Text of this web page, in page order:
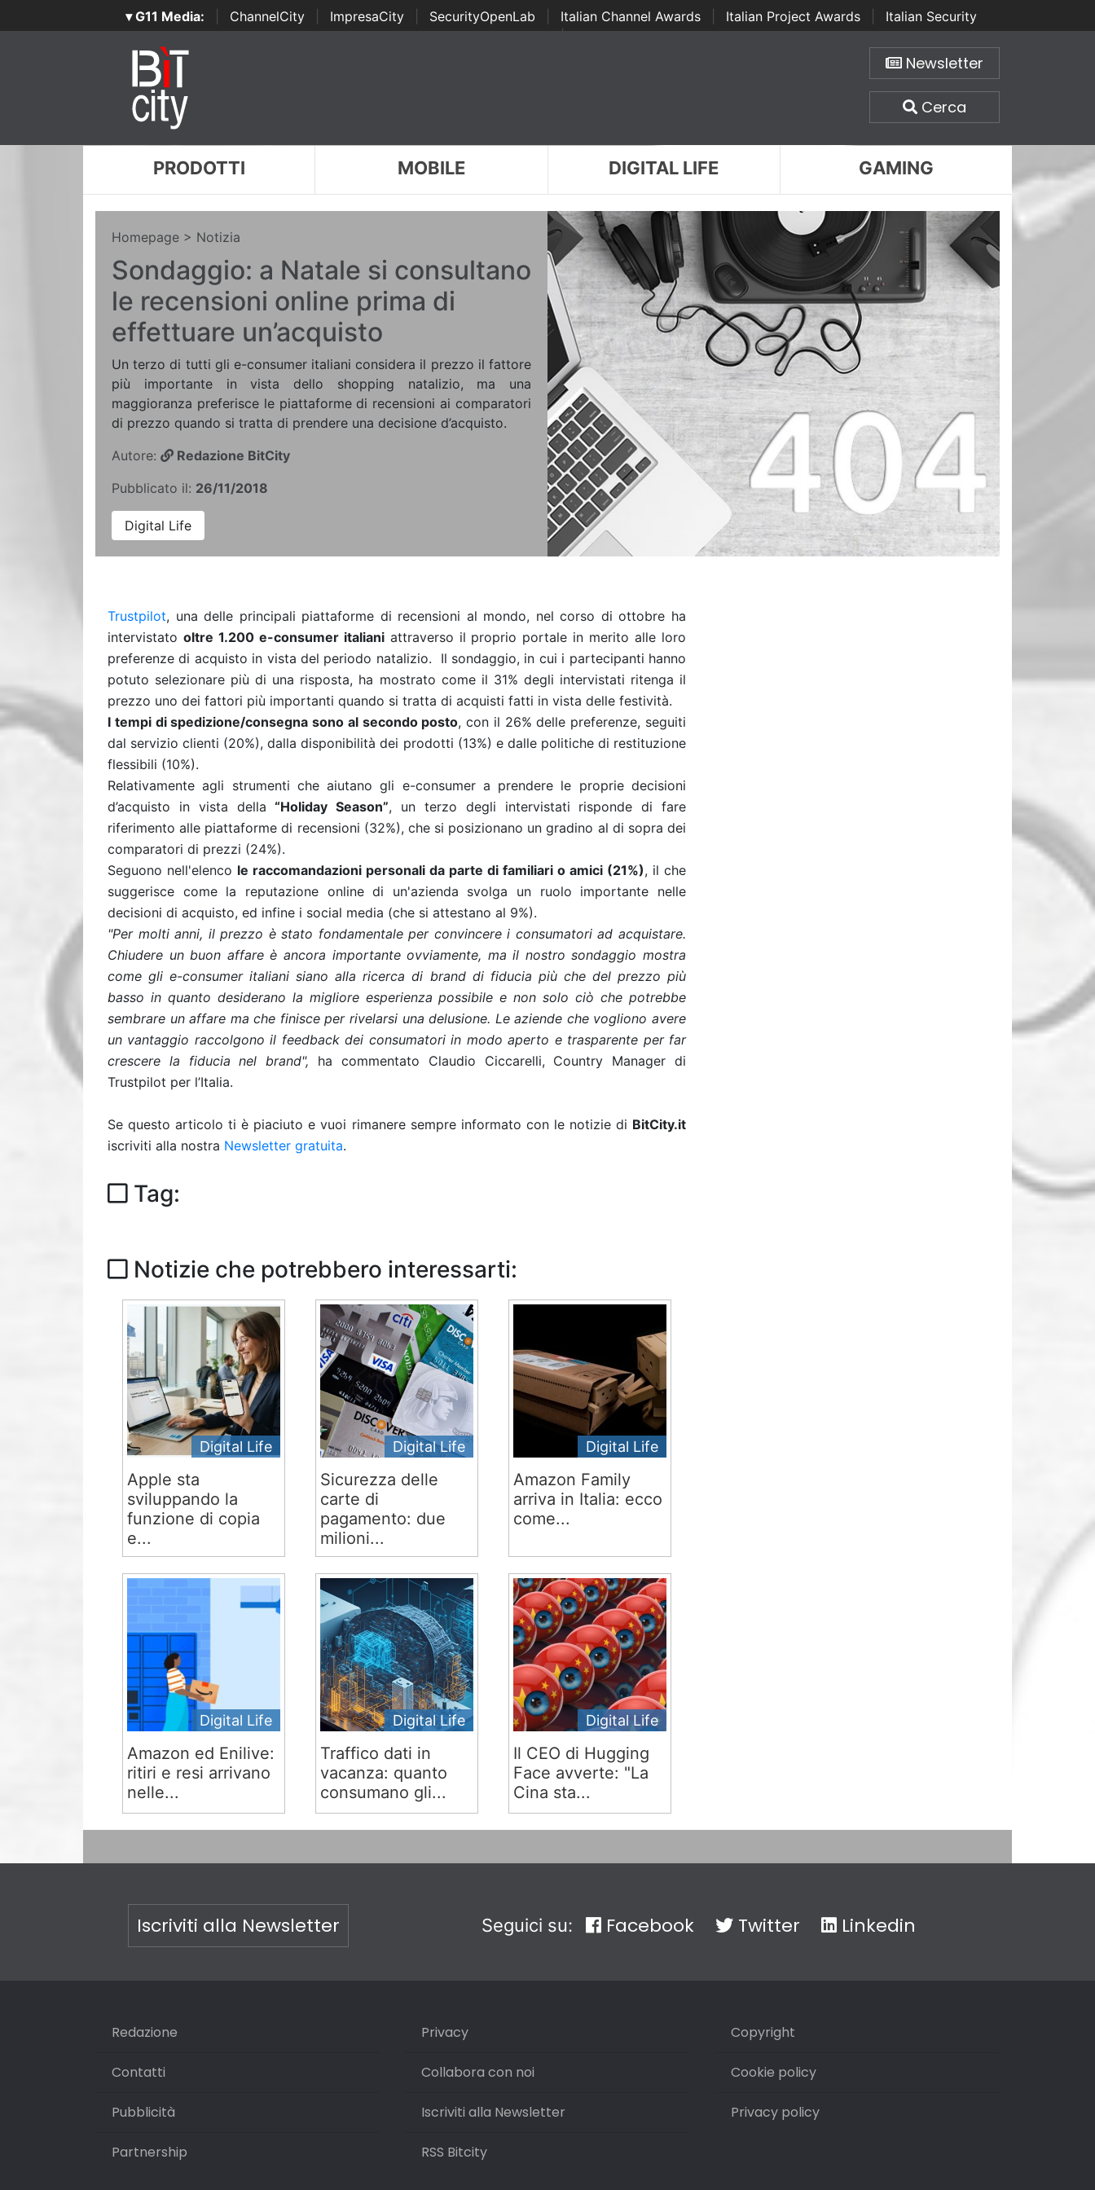
▾ G11 Media: ChannelCity ImpresaCity SecurityOpenLab Italian Channel Awards Italian Project Awards
Italian Security
Awards | ...
Newsletter
Cerca
PRODOTTI MOBILE DIGITAL LIFE GAMING
Homepage > Notizia
Sondaggio: a Natale si consultano
le recensioni online prima di
effettuare un’acquisto
Un terzo di tutti gli e-consumer italiani considera il prezzo il fattore
più importante in vista dello shopping natalizio, ma una
maggioranza preferisce le piattaforme di recensioni ai comparatori
di prezzo quando si tratta di prendere una decisione d’acquisto.
Autore:
Redazione BitCity
Pubblicato il: 26/11/2018
Digital Life
Trustpilot, una delle principali piattaforme di recensioni al mondo, nel corso di ottobre ha
intervistato oltre 1.200 e-consumer italianiattraverso il proprio portale in merito alle loro
preferenze di acquisto in vista del periodo natalizio. Il sondaggio, in cui i partecipanti hanno
potuto selezionare più di una risposta, ha mostrato come il 31% degli intervistati ritenga il
prezzo uno dei fattori più importanti quando si tratta di acquisti fatti in vista delle festività.
I tempi di spedizione/consegna sono al secondo posto, con il 26% delle preferenze, seguiti
dal servizio clienti (20%), dalla disponibilità dei prodotti (13%) e dalle politiche di restituzione
flessibili (10%).
Relativamente agli strumenti che aiutano gli e-consumer a prendere le proprie decisioni
d’acquisto in vista della“Holiday Season”, un terzo degli intervistati risponde di fare
riferimento alle piattaforme di recensioni (32%), che si posizionano un gradino al di sopra dei
comparatori di prezzi (24%).
Seguono nell'elenco le raccomandazioni personali da parte di familiari o amici (21%), il che
suggerisce come la reputazione online di un'azienda svolga un ruolo importante nelle
decisioni di acquisto, ed infine i social media (che si attestano al 9%).
"Per molti anni, il prezzo è stato fondamentale per convincere i consumatori ad acquistare.
Chiudere un buon affare è ancora importante ovviamente, ma il nostro sondaggio mostra
come gli e-consumer italiani siano alla ricerca di brand di fiducia più che del prezzo più
basso in quanto desiderano la migliore esperienza possibile e non solo ciò che potrebbe
sembrare un affare ma che finisce per rivelarsi una delusione. Le aziende che vogliono avere
un vantaggio raccolgono il feedback dei consumatori in modo aperto e trasparente per far
crescere la fiducia nel brand", ha commentato Claudio Ciccarelli, Country Manager di
Trustpilot per l’Italia.
Se questo articolo ti è piaciuto e vuoi rimanere sempre informato con le notizie di BitCity.it
iscriviti alla nostra Newsletter gratuita.
Tag:
Notizie che potrebbero interessarti:
Digital Life
Apple sta
sviluppando la
funzione di copia
e...
Digital Life
Sicurezza delle
carte di
pagamento: due
milioni...
Digital Life
Amazon Family
arriva in Italia: ecco
come...
Digital Life
Amazon ed Enilive:
ritiri e resi arrivano
nelle...
Digital Life
Traffico dati in
vacanza: quanto
consumano gli...
Digital Life
Il CEO di Hugging
Face avverte: "La
Cina sta...
Iscriviti alla Newsletter Seguici su: Facebook Twitter Linkedin
Redazione
Contatti
Pubblicità
Partnership
Privacy
Collabora con noi
Iscriviti alla Newsletter
RSS Bitcity
Copyright
Cookie policy
Privacy policy